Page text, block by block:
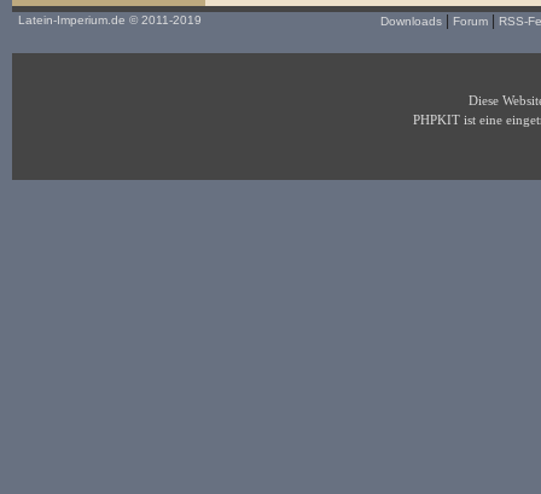
Latein-Imperium.de © 2011-2019 Downloads Forum RSS-
Diese
PHPKIT ist eine